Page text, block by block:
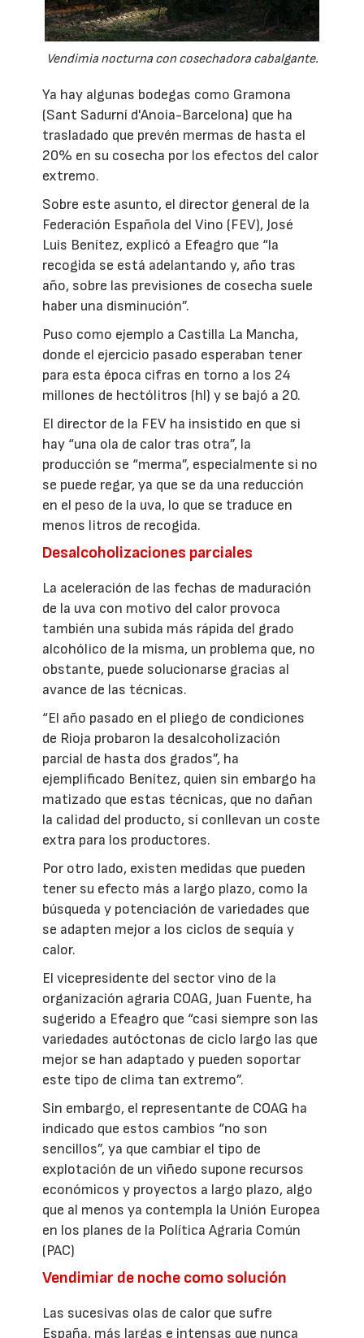
Vendimia nocturna con cosechadora cabalgante.
Ya hay algunas bodegas como Gramona
(Sant Sadurní d'Anoia-Barcelona) que ha
trasladado que prevén mermas de hasta el
20% en su cosecha por los efectos del calor
extremo.
Sobre este asunto, el director general de la
Federación Española del Vino (FEV), José
Luis Benítez, explicó a Efeagro que “la
recogida se está adelantando y, año tras
año, sobre las previsiones de cosecha suele
haber una disminución”.
Puso como ejemplo a Castilla La Mancha,
donde el ejercicio pasado esperaban tener
para esta época cifras en torno a los 24
millones de hectólitros (hl) y se bajó a 20.
El director de la FEV ha insistido en que si
hay “una ola de calor tras otra”, la
producción se “merma”, especialmente si no
se puede regar, ya que se da una reducción
en el peso de la uva, lo que se traduce en
menos litros de recogida.
Desalcoholizaciones parciales
La aceleración de las fechas de maduración
de la uva con motivo del calor provoca
también una subida más rápida del grado
alcohólico de la misma, un problema que, no
obstante, puede solucionarse gracias al
avance de las técnicas.
“El año pasado en el pliego de condiciones
de Rioja probaron la desalcoholización
parcial de hasta dos grados”, ha
ejemplificado Benítez, quien sin embargo ha
matizado que estas técnicas, que no dañan
la calidad del producto, sí conllevan un coste
extra para los productores.
Por otro lado, existen medidas que pueden
tener su efecto más a largo plazo, como la
búsqueda y potenciación de variedades que
se adapten mejor a los ciclos de sequía y
calor.
El vicepresidente del sector vino de la
organización agraria COAG, Juan Fuente, ha
sugerido a Efeagro que “casi siempre son las
variedades autóctonas de ciclo largo las que
mejor se han adaptado y pueden soportar
este tipo de clima tan extremo”.
Sin embargo, el representante de COAG ha
indicado que estos cambios “no son
sencillos”, ya que cambiar el tipo de
explotación de un viñedo supone recursos
económicos y proyectos a largo plazo, algo
que al menos ya contempla la Unión Europea
en los planes de la Política Agraria Común
(PAC)
Vendimiar de noche como solución
Las sucesivas olas de calor que sufre
España, más largas e intensas que nunca